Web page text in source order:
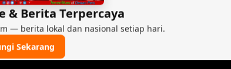
& Berita Terpercaya
— berita lokal dan nasional setiap hari.
Sekarang